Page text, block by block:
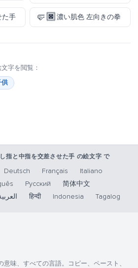
た手 🤛🏿濃い肌色 左向きの拳
字を閲覧：
供
指と中指を交差させた手 の絵文字 で
Deutsch Français
Italiano
Русский
简体中文
हिन्दी Indonesia Tagalog
味、すべての言語。コピー、ペースト、